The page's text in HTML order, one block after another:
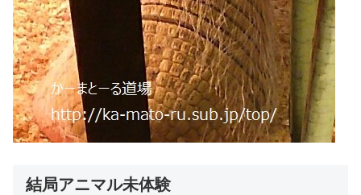
結局アニマル未体験